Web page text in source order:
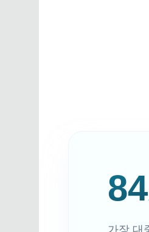
가장 대